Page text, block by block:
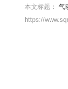
本文标题：气
https://